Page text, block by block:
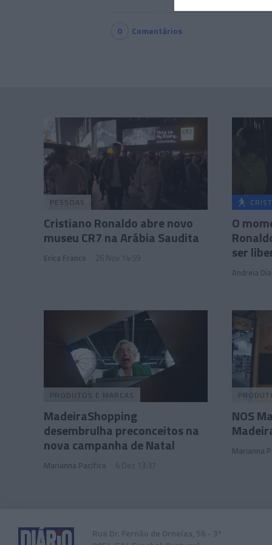
0 Comentários
PESSOAS
Cristiano Ronaldo abre novo
museu CR7 na Arábia Saudita
Erica Franco 26 Nov 14:59
O
ser
Andreia
PRODUTOS E MARCAS
MadeiraShopping
desembrulha preconceitos na
nova campanha de Natal
Marianna Pacifico 6 Dez 13:37
NOS
Marianna
Rua Dr. Fernão de Ornelas, 56 - 3º